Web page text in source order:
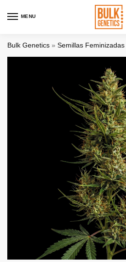
MENU
Bulk Genetics » Semillas Feminizadas